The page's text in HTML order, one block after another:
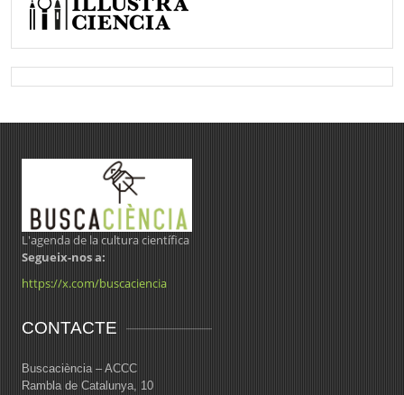
L'agenda de la cultura científica
Segueix-nos a:
https://x.com/buscaciencia
CONTACTE
Buscaciència – ACCC
Rambla de Catalunya, 10